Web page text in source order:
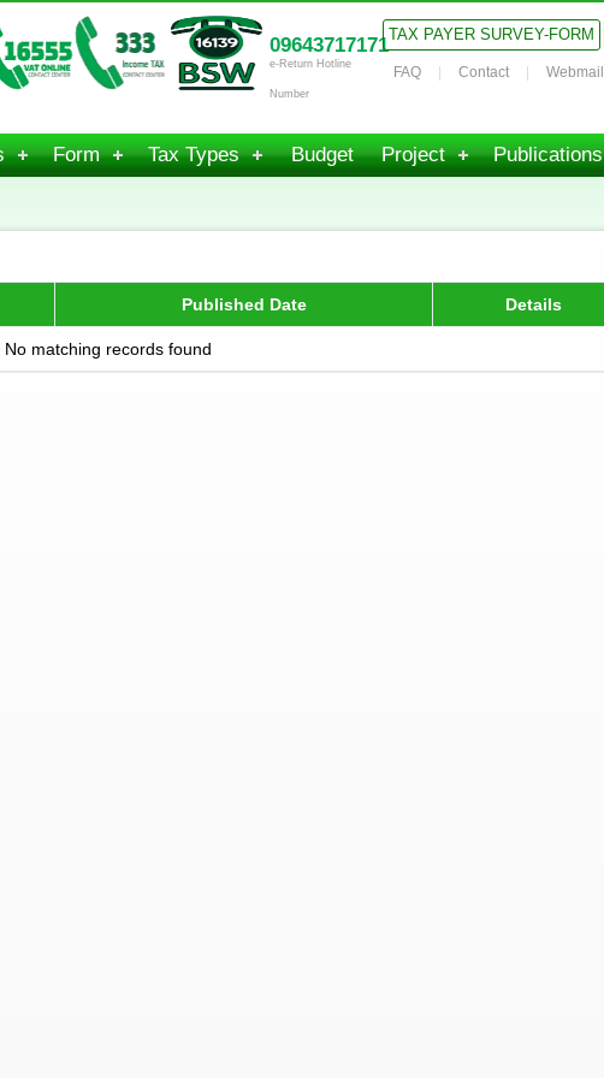
09643717171
e-Return Hotline
Number
TAX PAYER SURVEY-FORM
FAQ Contact Webmail
Form Tax Types Budget Project Publications
Published Date Details
No matching records found